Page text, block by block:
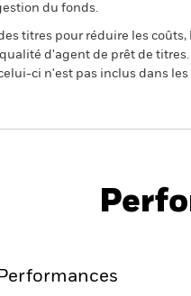
du fonds.
titres pour réduire les
d'agent de prêt de
ci n'est pas inclus dans